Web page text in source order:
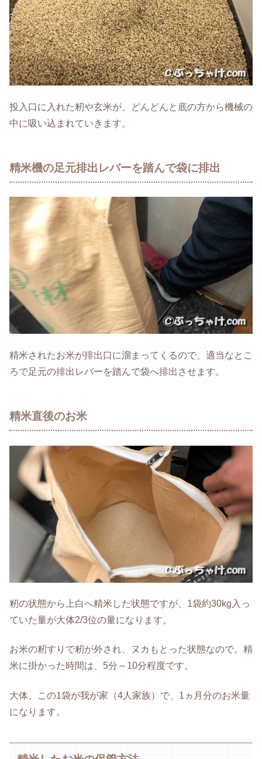
投入口に入れた籾や玄米が、どんどんと底の方から機械の
中に吸い込まれていきます。
精米機の足元排出レバーを踏んで袋に排出
精米されたお米が排出口に溜まってくるので、適当なとこ
ろで足元の排出レバーを踏んで袋へ排出させます。
精米直後のお米
籾の状態から上白へ精米した状態ですが、1袋約30kg入っ
ていた量が大体2/3位の量になります。
お米の籾すりで籾が外され、ヌカもとった状態なので。精
米に掛かった時間は、5分～10分程度です。
大体、この1袋が我が家（4人家族）で、1ヵ月分のお米量
になります。